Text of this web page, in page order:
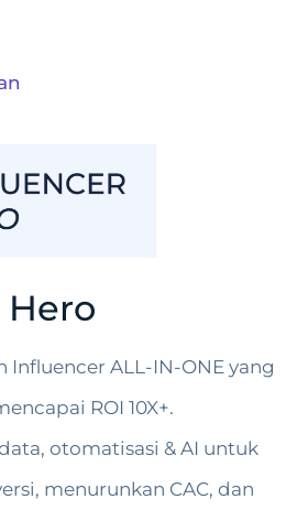
Influencer ALL-IN-ONE yang
ROI 10X+.
otomatisasi & AI untuk
menurunkan CAC, dan